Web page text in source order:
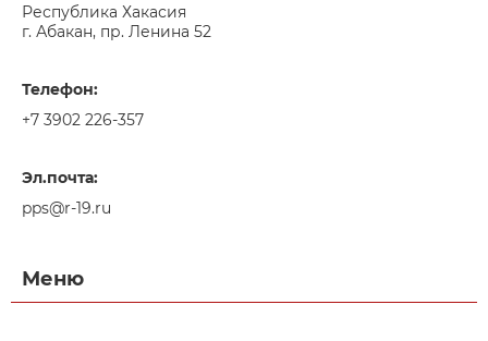
Республика Хакасия
г. Абакан, пр. Ленина 52
Телефон:
+7 3902 226-357
Эл.почта:
pps@r-19.ru
Меню